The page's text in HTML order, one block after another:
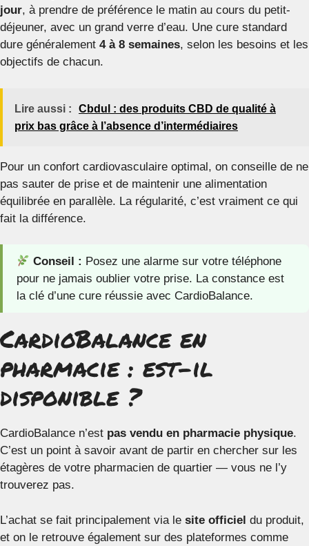
jour, à prendre de préférence le matin au cours du petit-
déjeuner, avec un grand verre d’eau. Une cure standard
dure généralement 4 à 8 semaines, selon les besoins et les
objectifs de chacun.
Lire aussi :
Cbdul : des produits CBD de qualité à
prix bas grâce à l’absence d’intermédiaires
Pour un confort cardiovasculaire optimal, on conseille de ne
pas sauter de prise et de maintenir une alimentation
équilibrée en parallèle. La régularité, c’est vraiment ce qui
fait la différence.
Conseil : Posez une alarme sur votre téléphone
pour ne jamais oublier votre prise. La constance est
la clé d’une cure réussie avec CardioBalance.
CardioBalance en
pharmacie : est-il
disponible ?
CardioBalance n’est pas vendu en pharmacie physique.
C’est un point à savoir avant de partir en chercher sur les
étagères de votre pharmacien de quartier — vous ne l’y
trouverez pas.
L’achat se fait principalement via le site officiel du produit,
et on le retrouve également sur des plateformes comme